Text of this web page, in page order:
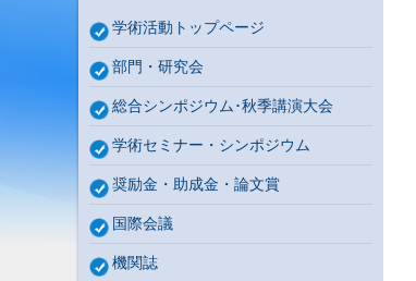
学術活動トップページ
部門・研究会
総合シンポジウム･秋季講演大会
学術セミナー・シンポジウム
奨励金・助成金・論文賞
国際会議
機関誌